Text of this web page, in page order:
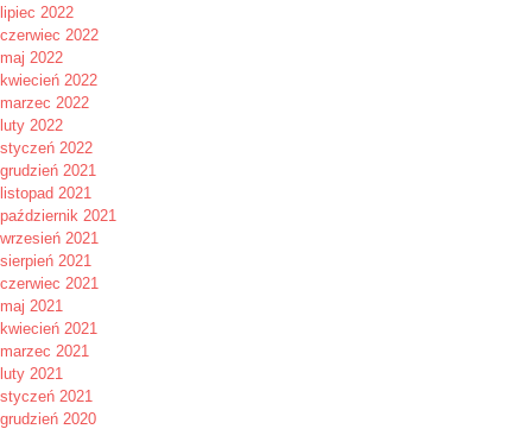
lipiec 2022
czerwiec 2022
maj 2022
kwiecień 2022
marzec 2022
luty 2022
styczeń 2022
grudzień 2021
listopad 2021
październik 2021
wrzesień 2021
sierpień 2021
czerwiec 2021
maj 2021
kwiecień 2021
marzec 2021
luty 2021
styczeń 2021
grudzień 2020